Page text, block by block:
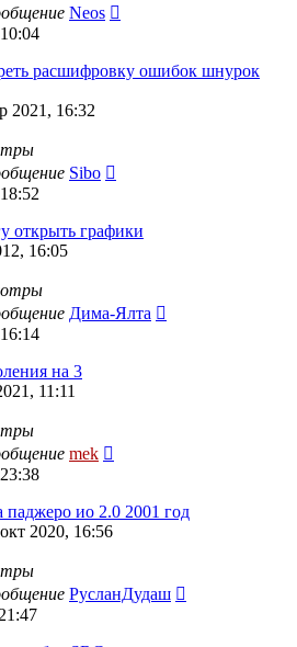
Neos
расшифровку ошибок шнурок
2021, 16:32
Sibo
открыть графики
16:05
Дима-Ялта
на 3
11:11
mek
ио 2.0 2001 год
2020, 16:56
РусланДудаш